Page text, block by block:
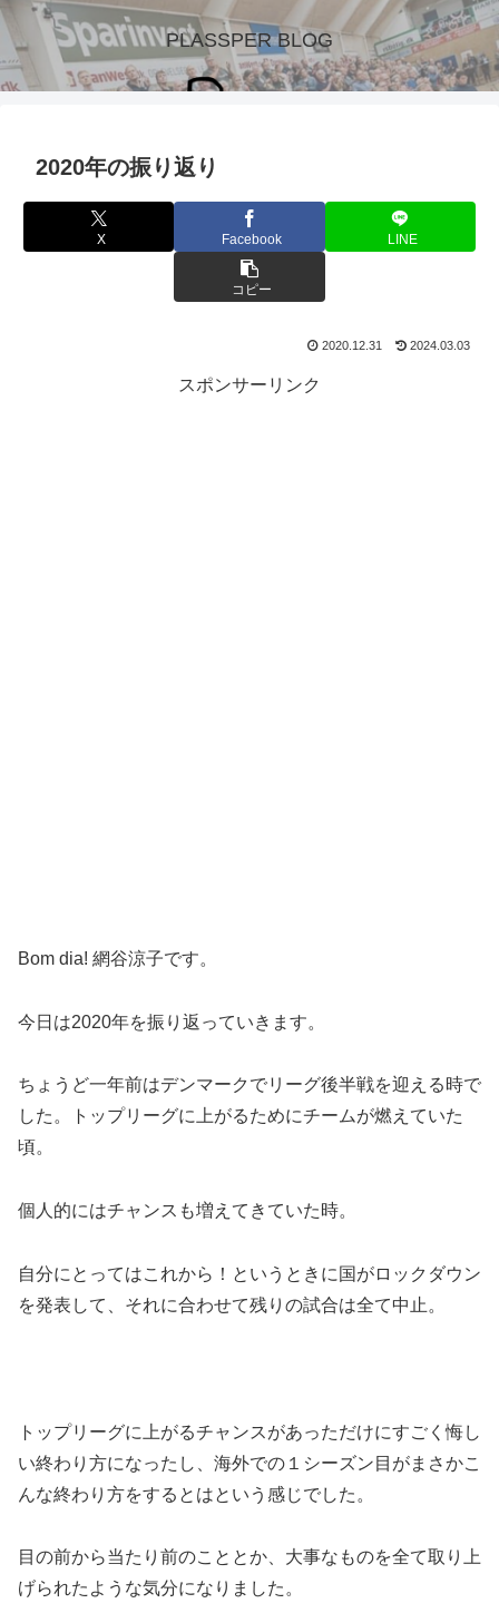
PLASSPER BLOG
2020年の振り返り
X Facebook LINE
コピー
2020.12.31 2024.03.03
スポンサーリンク
Bom dia! 網谷涼子です。
今日は2020年を振り返っていきます。
ちょうど一年前はデンマークでリーグ後半戦を迎える時で
した。トップリーグに上がるためにチームが燃えていた
頃。
個人的にはチャンスも増えてきていた時。
自分にとってはこれから！というときに国がロックダウン
を発表して、それに合わせて残りの試合は全て中止。
トップリーグに上がるチャンスがあっただけにすごく悔し
い終わり方になったし、海外での１シーズン目がまさかこ
んな終わり方をするとはという感じでした。
目の前から当たり前のこととか、大事なものを全て取り上
げられたような気分になりました。